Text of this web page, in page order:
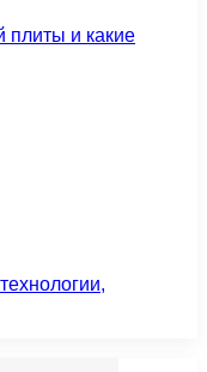
плиты и какие